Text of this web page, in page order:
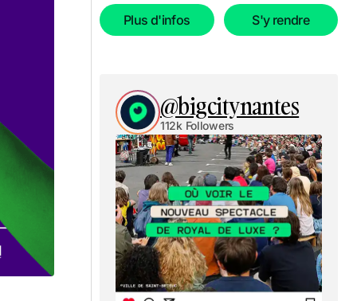
Plus d'infos S'y rendre
@bigcitynantes
112k Followers